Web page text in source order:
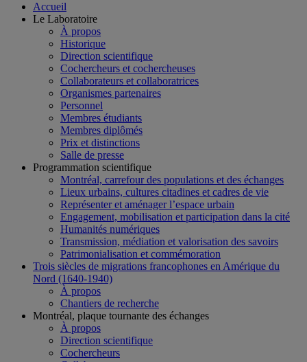
Accueil
Le Laboratoire
À propos
Historique
Direction scientifique
Cochercheurs et cochercheuses
Collaborateurs et collaboratrices
Organismes partenaires
Personnel
Membres étudiants
Membres diplômés
Prix et distinctions
Salle de presse
Programmation scientifique
Montréal, carrefour des populations et des échanges
Lieux urbains, cultures citadines et cadres de vie
Représenter et aménager l’espace urbain
Engagement, mobilisation et participation dans la cité
Humanités numériques
Transmission, médiation et valorisation des savoirs
Patrimonialisation et commémoration
Trois siècles de migrations francophones en Amérique du
Nord (1640-1940)
À propos
Chantiers de recherche
Montréal, plaque tournante des échanges
À propos
Direction scientifique
Cochercheurs